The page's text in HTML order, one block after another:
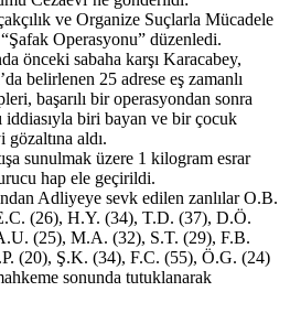
ve Organize Suçlarla Mücadele
Operasyonu” düzenledi.
önceki sabaha karşı Karacabey,
belirlenen 25 adrese eş zamanlı
başarılı bir operasyondan sonra
iddiasıyla biri bayan ve bir çocuk
aldı.
sunulmak üzere 1 kilogram esrar
hap ele geçirildi.
Adliyeye sevk edilen zanlılar O.B.
(26), H.Y. (34), T.D. (37), D.Ö.
(25), M.A. (32), S.T. (29), F.B.
(20), Ş.K. (34), F.C. (55), Ö.G. (24)
sonunda tutuklanarak